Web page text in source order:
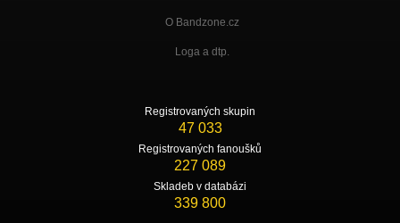
O Bandzone.cz
Loga a dtp.
Registrovaných skupin
47 033
Registrovaných fanoušků
227 089
Skladeb v databázi
339 800